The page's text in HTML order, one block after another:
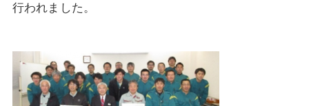
行われました。